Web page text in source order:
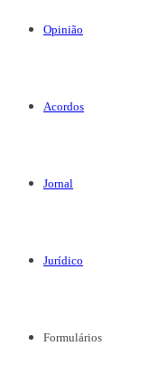
Opinião
Acordos
Jornal
Jurídico
Formulários